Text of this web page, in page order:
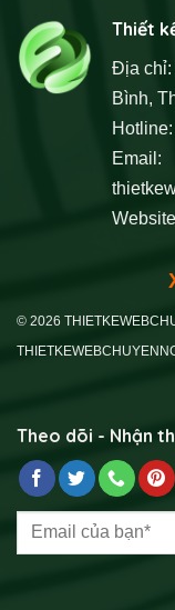
Thiết
Địa chỉ:
Bình,
Email:
© 2026
Theo dõi - Nhận